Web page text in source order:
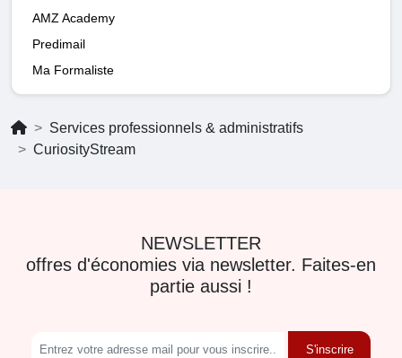
AMZ Academy
Predimail
Ma Formaliste
Services professionnels & administratifs
CuriosityStream
NEWSLETTER
offres d'économies via newsletter. Faites-en
partie aussi !
S'inscrire